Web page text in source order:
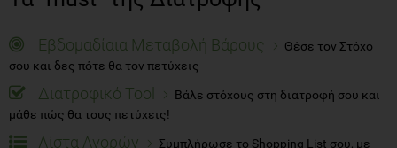
Εβδομαδίαια Μεταβολή Βάρους
Θέσε τον Στόχο
σου και δες πότε θα τον πετύχεις
Διατροφικό Tool
Βάλε στόχους στη διατροφή σου και
μάθε πώς θα τους πετύχεις!
Λίστα Αγορών Συμπλήρωσε το Shopping List σου, με